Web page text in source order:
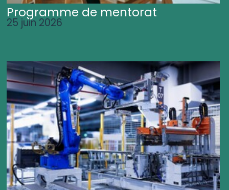
Programme de mentorat
25 juin 2026